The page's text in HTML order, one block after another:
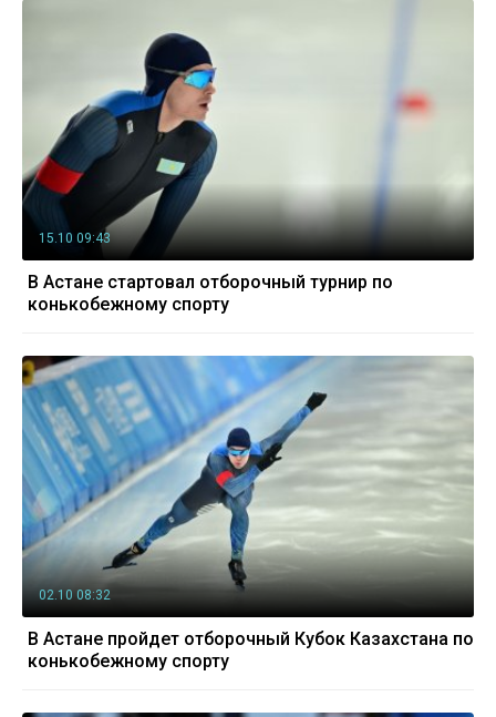
15.10 09:43
В Астане стартовал отборочный турнир по
конькобежному спорту
02.10 08:32
В Астане пройдет отборочный Кубок Казахстана по
конькобежному спорту